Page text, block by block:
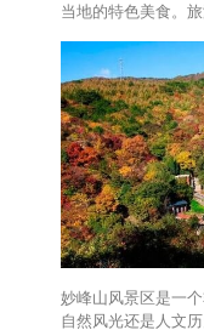
当地的特色美食。
妙峰山风景区是一
自然风光还是人文